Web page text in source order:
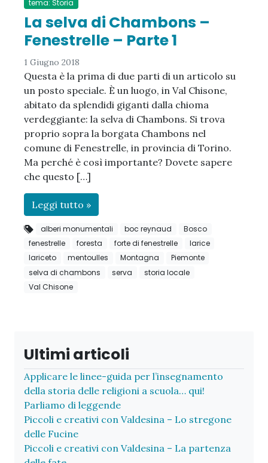
tema: Storia
La selva di Chambons –
Fenestrelle – Parte 1
1 Giugno 2018
Questa è la prima di due parti di un articolo su
un posto speciale. È un luogo, in Val Chisone,
abitato da splendidi giganti dalla chioma
verdeggiante: la selva di Chambons. Si trova
proprio sopra la borgata Chambons nel
comune di Fenestrelle, in provincia di Torino.
Ma perché è così importante? Dovete sapere
che questo […]
Leggi tutto »
alberi monumentali boc reynaud
Bosco
fenestrelle
foresta forte di fenestrelle
larice
lariceto
mentoulles Montagna
Piemonte
selva di chambons
serva
storia locale
Val Chisone
Ultimi articoli
Applicare le linee-guida per l’insegnamento
della storia delle religioni a scuola… qui!
Parliamo di leggende
Piccoli e creativi con Valdesina – Lo stregone
delle Fucine
Piccoli e creativi con Valdesina – La partenza